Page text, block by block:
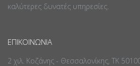
καλύτερες δυνατές υπηρεσίες.
ΕΠΙΚΟΙΝΩΝΊΑ
2 χιλ. Κοζάνης - Θεσσαλονίκης, ΤΚ